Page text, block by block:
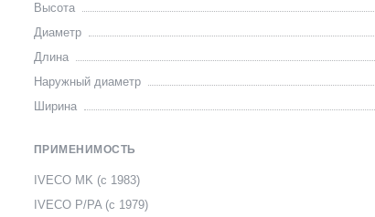
Высота
Диаметр
Длина
Наружный диаметр
Ширина
ПРИМЕНИМОСТЬ
IVECO MK (с 1983)
IVECO P/PA (с 1979)